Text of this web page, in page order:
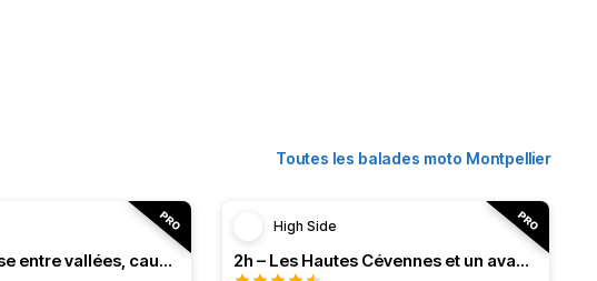
Toutes les balades moto Montpellier
3h – Virée intense entre vallées, causses et monts (HSRF24)
High Side
2h – Les Hautes Cévennes et un avant-goût d'Ardèche (HSRF24)